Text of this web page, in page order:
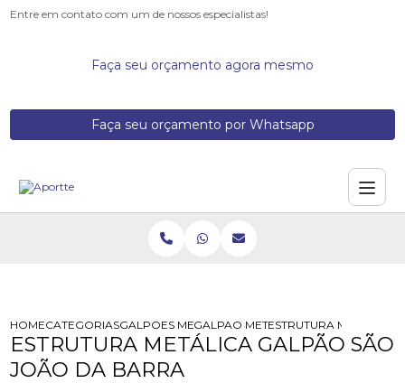
Entre em contato com um de nossos especialistas!
Faça seu orçamento agora mesmo
Faça seu orçamento por Whatsapp
HOMECATEGORIASGALPOES METALICOSGALPAO METALICOESTRUTURA METALICA
ESTRUTURA METÁLICA GALPÃO SÃO
JOÃO DA BARRA